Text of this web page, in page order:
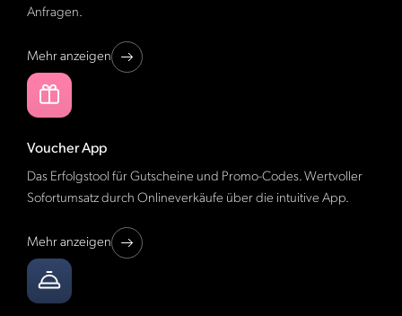
Anfragen.
Mehr anzeigen
Voucher App
Das Erfolgstool für Gutscheine und Promo-Codes. Wertvoller
Sofortumsatz durch Onlineverkäufe über die intuitive App.
Mehr anzeigen